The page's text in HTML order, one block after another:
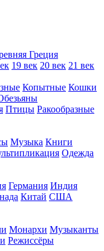
Греция
19 век 20 век 21 век
Копытные Кошки
Птицы Ракообразные
Музыка Книги
Одежда
Германия Индия
Китай США
Монархи Музыканты
Режиссёры